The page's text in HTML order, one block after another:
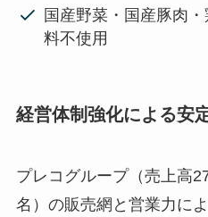
国産野菜・国産豚肉
料不使用
経営体制強化による安
プレコグループ（売上高
名）の販売網と営業力に